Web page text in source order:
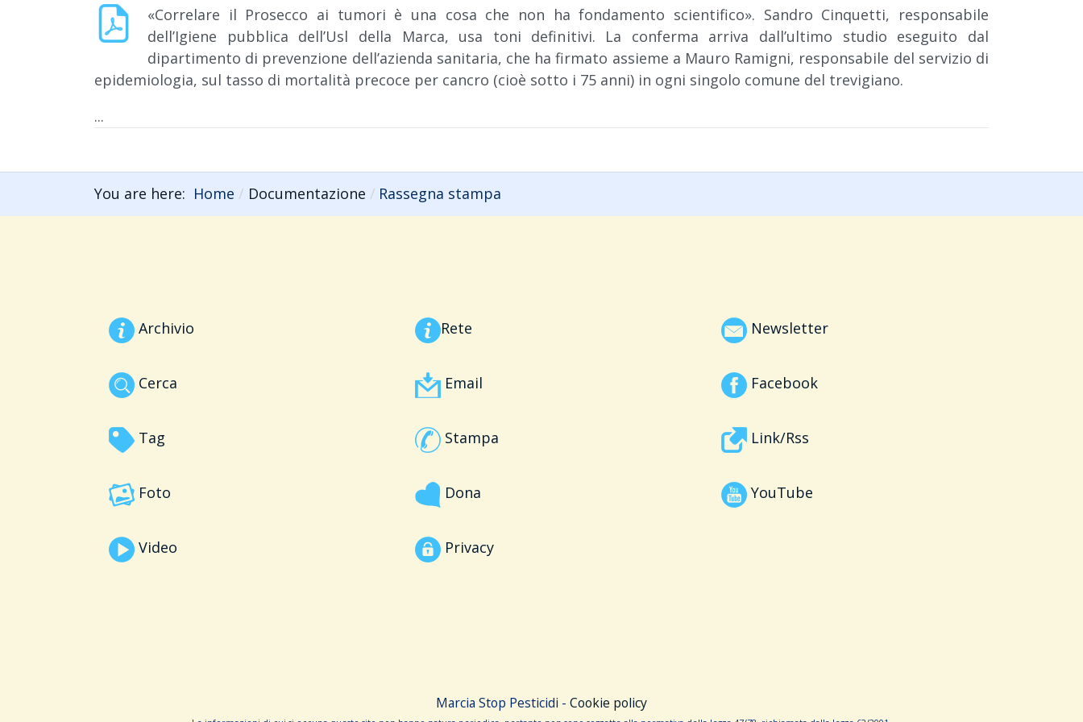
«Correlare il Prosecco ai tumori è una cosa che non ha fondamento scientifico». Sandro Cinquetti, responsabile
dell’Igiene pubblica dell’Usl della Marca, usa toni definitivi. La conferma arriva dall’ultimo studio eseguito dal
dipartimento di prevenzione dell’azienda sanitaria, che ha firmato assieme a Mauro Ramigni, responsabile del servizio di
epidemiologia, sul tasso di mortalità precoce per cancro (cioè sotto i 75 anni) in ogni singolo comune del trevigiano.
...
You are here: Home Documentazione Rassegna stampa
Archivio
Cerca
Tag
Foto
Video
Rete
Email
Stampa
Dona
Privacy
Newsletter
Facebook
Link/Rss
YouTube
Marcia Stop Pesticidi - Cookie policy